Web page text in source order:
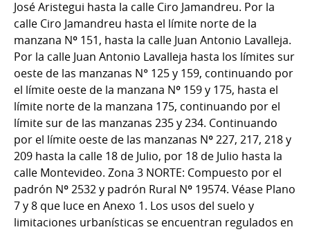
José Aristegui hasta la calle Ciro Jamandreu. Por la
calle Ciro Jamandreu hasta el límite norte de la
manzana Nº 151, hasta la calle Juan Antonio Lavalleja.
Por la calle Juan Antonio Lavalleja hasta los límites sur
oeste de las manzanas N° 125 y 159, continuando por
el límite oeste de la manzana Nº 159 y 175, hasta el
límite norte de la manzana 175, continuando por el
límite sur de las manzanas 235 y 234. Continuando
por el límite oeste de las manzanas Nº 227, 217, 218 y
209 hasta la calle 18 de Julio, por 18 de Julio hasta la
calle Montevideo. Zona 3 NORTE: Compuesto por el
padrón Nº 2532 y padrón Rural Nº 19574. Véase Plano
7 y 8 que luce en Anexo 1. Los usos del suelo y
limitaciones urbanísticas se encuentran regulados en